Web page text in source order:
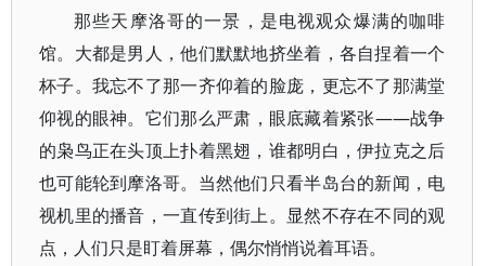
那些天摩洛哥的一景，是电视观众爆满的咖啡
馆。大都是男人，他们默默地挤坐着，各自捏着一个
杯子。我忘不了那一齐仰着的脸庞，更忘不了那满堂
仰视的眼神。它们那么严肃，眼底藏着紧张——战争
的枭鸟正在头顶上扑着黑翅，谁都明白，伊拉克之后
也可能轮到摩洛哥。当然他们只看半岛台的新闻，电
视机里的播音，一直传到街上。显然不存在不同的观
点，人们只是盯着屏幕，偶尔悄悄说着耳语。